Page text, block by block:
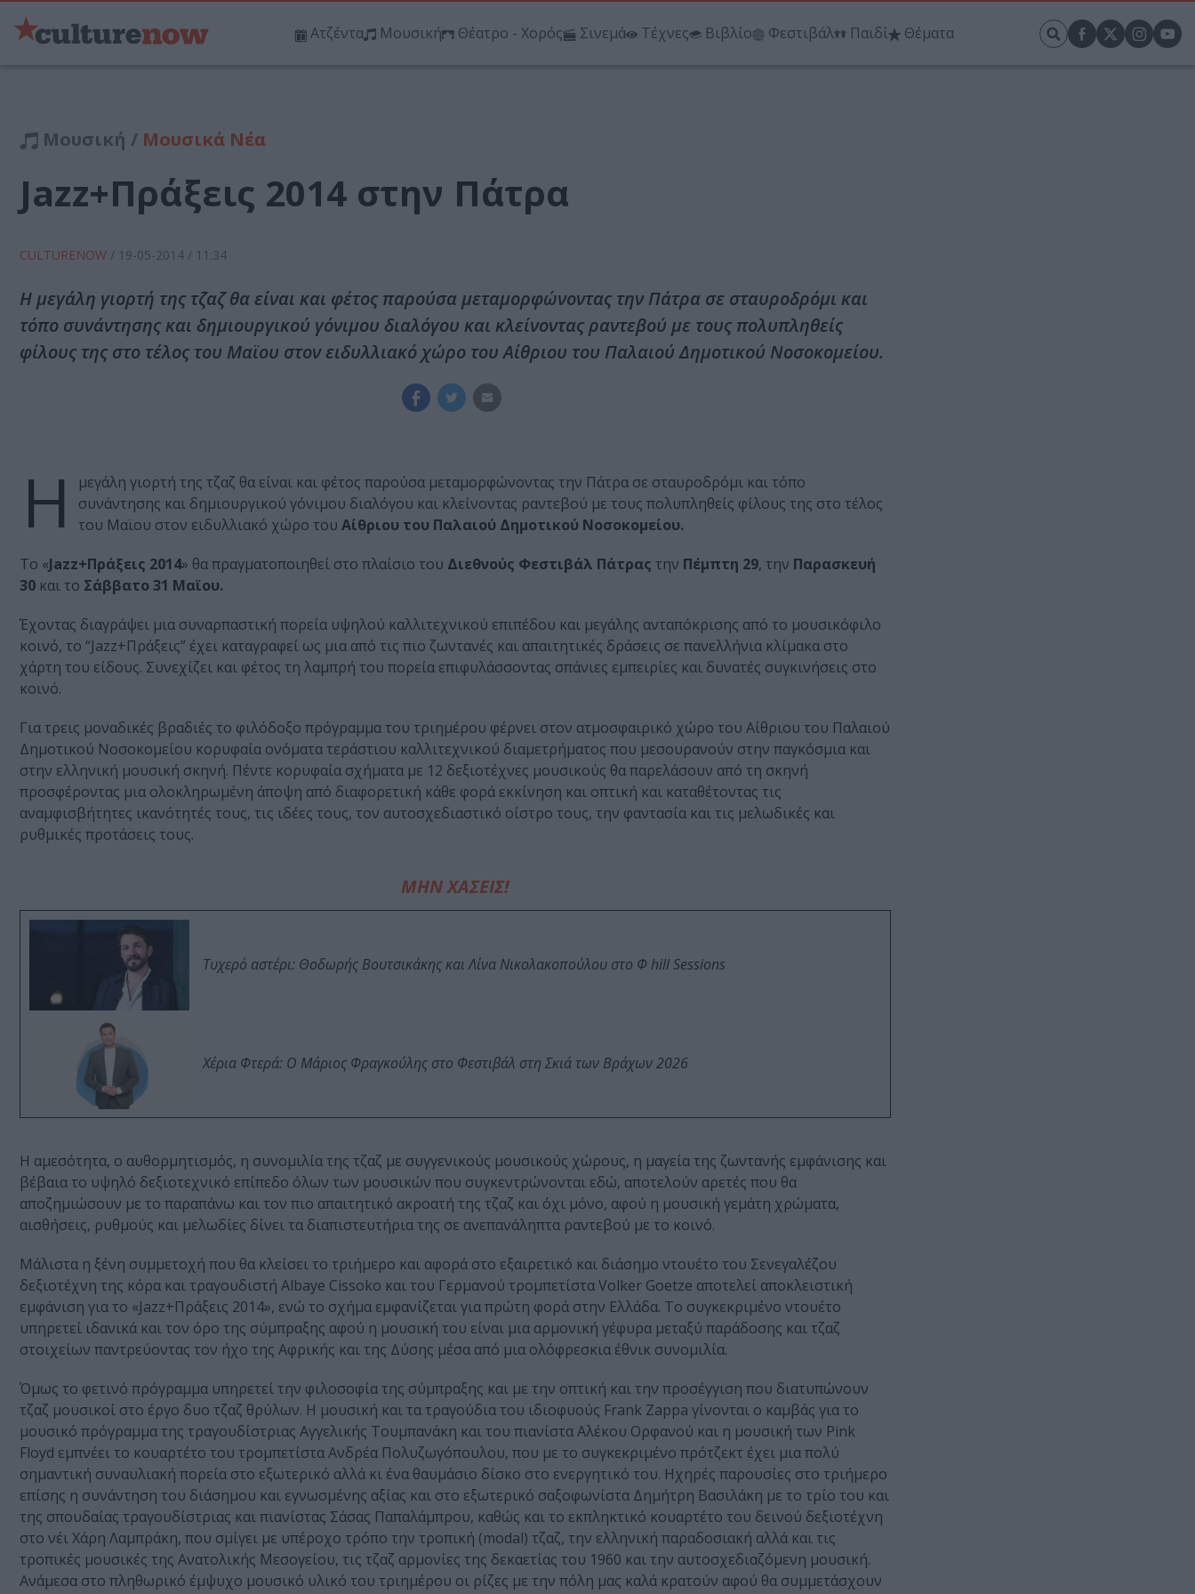
Ατζέντα Μουσική Θέατρο - Χορός Σινεμά Τέχνες Βιβλίο Φεστιβάλ Παιδί Θέματα
Μουσική / Μουσικά Νέα
Jazz+Πράξεις 2014 στην Πάτρα
CULTURENOW / 19-05-2014 / 11:34
Η μεγάλη γιορτή της τζαζ θα είναι και φέτος παρούσα μεταμορφώνοντας την Πάτρα σε σταυροδρόμι και
τόπο συνάντησης και δημιουργικού γόνιμου διαλόγου και κλείνοντας ραντεβού με τους πολυπληθείς
φίλους της στο τέλος του Μαϊου στον ειδυλλιακό χώρο του Αίθριου του Παλαιού Δημοτικού Νοσοκομείου.
Η
μεγάλη γιορτή της τζαζ θα είναι και φέτος παρούσα μεταμορφώνοντας την Πάτρα σε σταυροδρόμι και τόπο
συνάντησης και δημιουργικού γόνιμου διαλόγου και κλείνοντας ραντεβού με τους πολυπληθείς φίλους της στο τέλος
του Μαϊου στον ειδυλλιακό χώρο του Αίθριου του Παλαιού Δημοτικού Νοσοκομείου.
Το «Jazz+Πράξεις 2014» θα πραγματοποιηθεί στο πλαίσιο του Διεθνούς Φεστιβάλ Πάτρας την Πέμπτη 29, την Παρασκευή
30 και το Σάββατο 31 Μαϊου.
Έχοντας διαγράψει μια συναρπαστική πορεία υψηλού καλλιτεχνικού επιπέδου και μεγάλης ανταπόκρισης από το μουσικόφιλο
κοινό, το “Jazz+Πράξεις” έχει καταγραφεί ως μια από τις πιο ζωντανές και απαιτητικές δράσεις σε πανελλήνια κλίμακα στο
χάρτη του είδους. Συνεχίζει και φέτος τη λαμπρή του πορεία επιφυλάσσοντας σπάνιες εμπειρίες και δυνατές συγκινήσεις στο
κοινό.
Για τρεις μοναδικές βραδιές το φιλόδοξο πρόγραμμα του τριημέρου φέρνει στον ατμοσφαιρικό χώρο του Αίθριου του Παλαιού
Δημοτικού Νοσοκομείου κορυφαία ονόματα τεράστιου καλλιτεχνικού διαμετρήματος που μεσουρανούν στην παγκόσμια και
στην ελληνική μουσική σκηνή. Πέντε κορυφαία σχήματα με 12 δεξιοτέχνες μουσικούς θα παρελάσουν από τη σκηνή
προσφέροντας μια ολοκληρωμένη άποψη από διαφορετική κάθε φορά εκκίνηση και οπτική και καταθέτοντας τις
αναμφισβήτητες ικανότητές τους, τις ιδέες τους, τον αυτοσχεδιαστικό οίστρο τους, την φαντασία και τις μελωδικές και
ρυθμικές προτάσεις τους.
ΜΗΝ ΧΑΣΕΙΣ!
Τυχερό αστέρι: Θοδωρής Βουτσικάκης και Λίνα Νικολακοπούλου στο Φ hill Sessions
Χέρια Φτερά: Ο Μάριος Φραγκούλης στο Φεστιβάλ στη Σκιά των Βράχων 2026
Η αμεσότητα, ο αυθορμητισμός, η συνομιλία της τζαζ με συγγενικούς μουσικούς χώρους, η μαγεία της ζωντανής εμφάνισης και
βέβαια το υψηλό δεξιοτεχνικό επίπεδο όλων των μουσικών που συγκεντρώνονται εδώ, αποτελούν αρετές που θα
αποζημιώσουν με το παραπάνω και τον πιο απαιτητικό ακροατή της τζαζ και όχι μόνο, αφού η μουσική γεμάτη χρώματα,
αισθήσεις, ρυθμούς και μελωδίες δίνει τα διαπιστευτήρια της σε ανεπανάληπτα ραντεβού με το κοινό.
Μάλιστα η ξένη συμμετοχή που θα κλείσει το τριήμερο και αφορά στο εξαιρετικό και διάσημο ντουέτο του Σενεγαλέζου
δεξιοτέχνη της κόρα και τραγουδιστή Albaye Cissoko και του Γερμανού τρομπετίστα Volker Goetze αποτελεί αποκλειστική
εμφάνιση για το «Jazz+Πράξεις 2014», ενώ το σχήμα εμφανίζεται για πρώτη φορά στην Ελλάδα. Το συγκεκριμένο ντουέτο
υπηρετεί ιδανικά και τον όρο της σύμπραξης αφού η μουσική του είναι μια αρμονική γέφυρα μεταξύ παράδοσης και τζαζ
στοιχείων παντρεύοντας τον ήχο της Αφρικής και της Δύσης μέσα από μια ολόφρεσκια έθνικ συνομιλία.
Όμως το φετινό πρόγραμμα υπηρετεί την φιλοσοφία της σύμπραξης και με την οπτική και την προσέγγιση που διατυπώνουν
τζαζ μουσικοί στο έργο δυο τζαζ θρύλων. Η μουσική και τα τραγούδια του ιδιοφυούς Frank Zappa γίνονται ο καμβάς για το
μουσικό πρόγραμμα της τραγουδίστριας Αγγελικής Τουμπανάκη και του πιανίστα Αλέκου Ορφανού και η μουσική των Pink
Floyd εμπνέει το κουαρτέτο του τρομπετίστα Ανδρέα Πολυζωγόπουλου, που με το συγκεκριμένο πρότζεκτ έχει μια πολύ
σημαντική συναυλιακή πορεία στο εξωτερικό αλλά κι ένα θαυμάσιο δίσκο στο ενεργητικό του. Ηχηρές παρουσίες στο τριήμερο
επίσης η συνάντηση του διάσημου και εγνωσμένης αξίας και στο εξωτερικό σαξοφωνίστα Δημήτρη Βασιλάκη με το τρίο του και
της σπουδαίας τραγουδίστριας και πιανίστας Σάσας Παπαλάμπρου, καθώς και το εκπληκτικό κουαρτέτο του δεινού δεξιοτέχνη
στο νέι Χάρη Λαμπράκη, που σμίγει με υπέροχο τρόπο την τροπική (modal) τζαζ, την ελληνική παραδοσιακή αλλά και τις
τροπικές μουσικές της Ανατολικής Μεσογείου, τις τζαζ αρμονίες της δεκαετίας του 1960 και την αυτοσχεδιαζόμενη μουσική.
Ανάμεσα στο πληθωρικό έμψυχο μουσικό υλικό του τριημέρου οι ρίζες με την πόλη μας καλά κρατούν αφού θα συμμετάσχουν